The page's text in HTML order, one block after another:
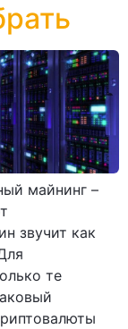
майнинг –
звучит как
те